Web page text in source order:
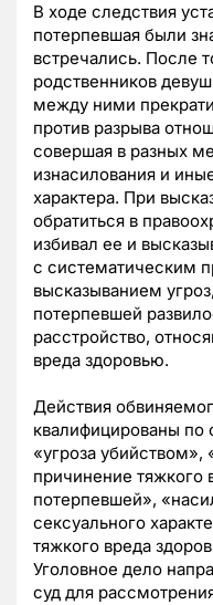
В ходе следствия
потерпевшая были
встречались. После
родственников
между ними
против разрыва
совершая в разных
изнасилования и
характера. При
обратиться в
избивал ее и
с систематическим
высказыванием
потерпевшей
расстройство,
вреда здоровью.
Действия
квалифицированы по
«угроза
причинение тяжкого
потерпевшей»,
сексуального
тяжкого вреда
Уголовное дело
суд для